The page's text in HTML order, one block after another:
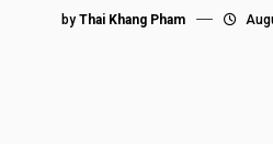
by Thai Khang Pham